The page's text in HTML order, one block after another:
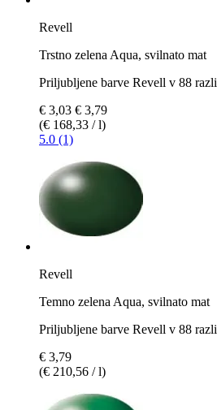
Revell
Trstno zelena Aqua, svilnato mat
Priljubljene barve Revell v 88
€ 3,03 € 3,79
(€ 168,33 / l)
5.0 (1)
Revell
Temno zelena Aqua, svilnato mat
Priljubljene barve Revell v 88
€ 3,79
(€ 210,56 / l)